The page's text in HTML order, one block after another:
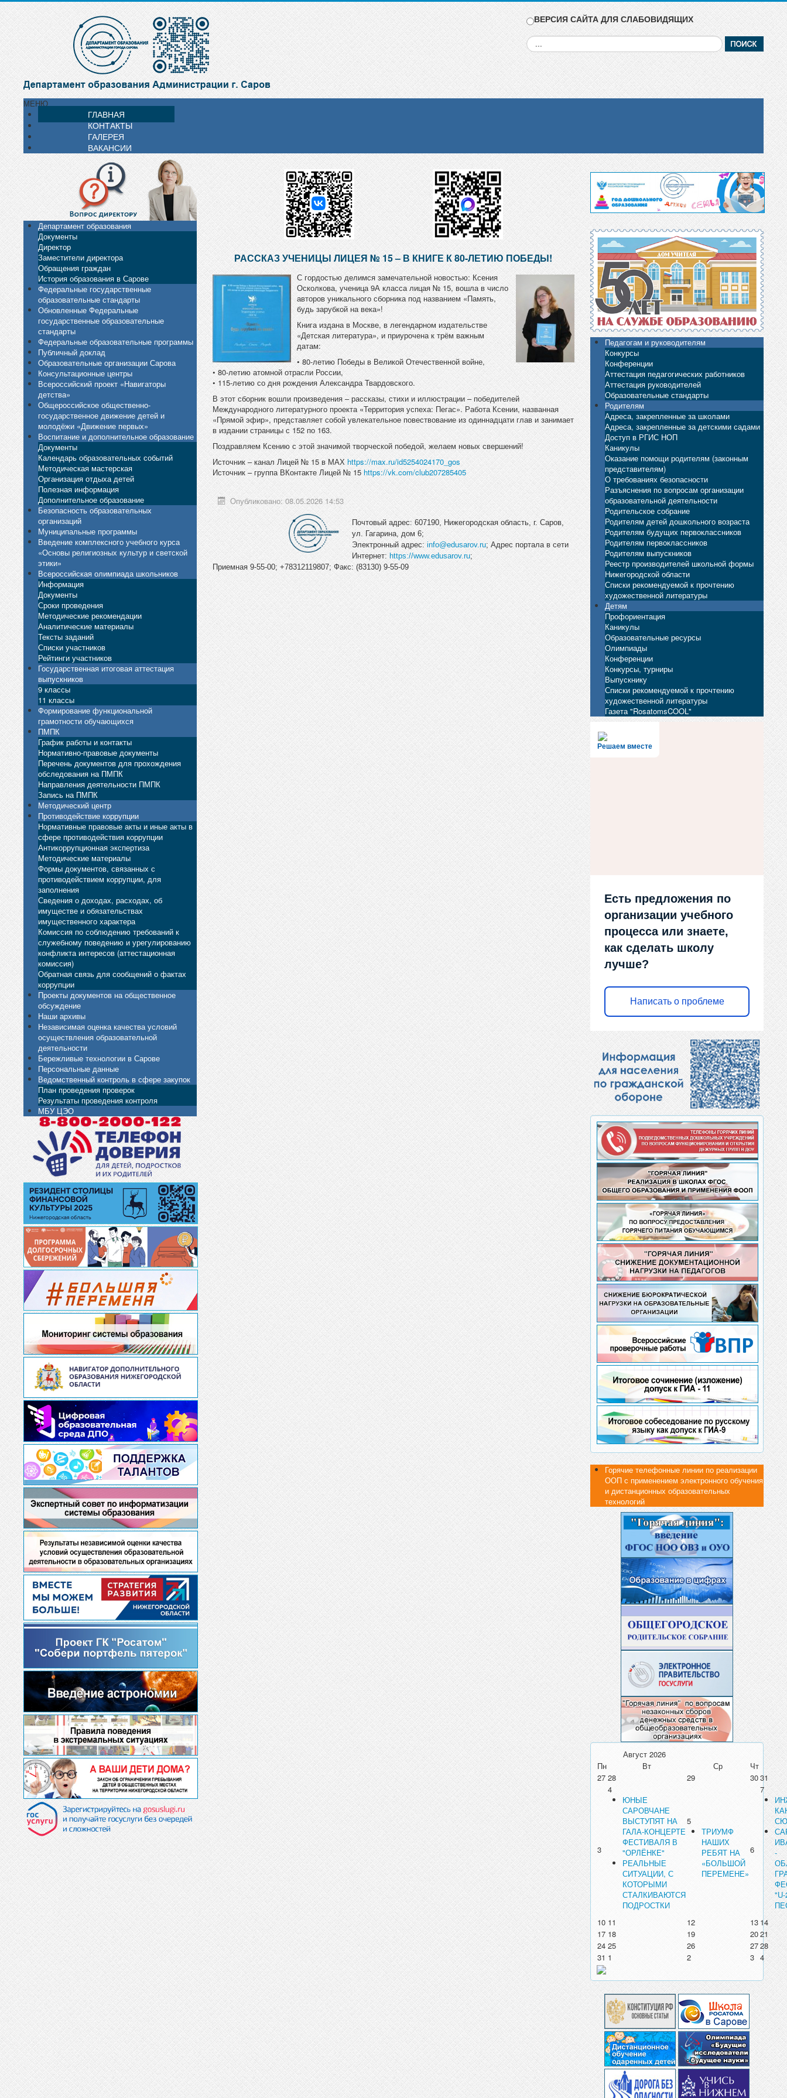
ВЕРСИЯ САЙТА ДЛЯ СЛАБОВИДЯЩИХ
Искать...
МЕНЮ
ГЛАВНАЯ
КОНТАКТЫ
ГАЛЕРЕЯ
ВАКАНСИИ
Департамент образования
Документы
Директор
Заместители директора
Обращения граждан
История образования в Сарове
Федеральные государственные
образовательные стандарты
Обновленные Федеральные
государственные образовательные
стандарты
Федеральные образовательные программы
Публичный доклад
Образовательные организации Сарова
Консультационные центры
Всероссийский проект «Навигаторы
детства»
Общероссийское общественно-
государственное движение детей и
молодёжи «Движение первых»
Воспитание и дополнительное образование
Документы
Календарь образовательных событий
Методическая мастерская
Организация отдыха детей
Полезная информация
Дополнительное образование
Безопасность образовательных
организаций
Муниципальные программы
Введение комплексного учебного курса
«Основы религиозных культур и светской
этики»
Всероссийская олимпиада школьников
Информация
Документы
Сроки проведения
Методические рекомендации
Аналитические материалы
Тексты заданий
Списки участников
Рейтинги участников
Государственная итоговая аттестация
выпускников
9 классы
11 классы
Формирование функциональной
грамотности обучающихся
ПМПК
График работы и контакты
Нормативно-правовые документы
Перечень документов для прохождения
обследования на ПМПК
Направления деятельности ПМПК
Запись на ПМПК
Методический центр
Противодействие коррупции
Нормативные правовые акты и иные акты в
сфере противодействия коррупции
Антикоррупционная экспертиза
Методические материалы
Формы документов, связанных с
противодействием коррупции, для
заполнения
Сведения о доходах, расходах, об
имуществе и обязательствах
имущественного характера
Комиссия по соблюдению требований к
служебному поведению и урегулированию
конфликта интересов (аттестационная
комиссия)
Обратная связь для сообщений о фактах
коррупции
Проекты документов на общественное
обсуждение
Наши архивы
Независимая оценка качества условий
осуществления образовательной
деятельности
Бережливые технологии в Сарове
Персональные данные
Ведомственный контроль в сфере закупок
План проведения проверок
Результаты проведения контроля
МБУ ЦЭО
РАССКАЗ УЧЕНИЦЫ ЛИЦЕЯ № 15 – В КНИГЕ К 80-ЛЕТИЮ ПОБЕДЫ!
С гордостью делимся замечательной новостью: Ксения
Осколкова, ученица 9А класса лицая № 15, вошла в число
авторов уникального сборника под названием «Память,
будь зарубкой на века»!
Книга издана в Москве, в легендарном издательстве
«Детская литература», и приурочена к трём важным
датам:
• 80-летию Победы в Великой Отечественной войне,
• 80-летию атомной отрасли России,
• 115-летию со дня рождения Александра Твардовского.
В этот сборник вошли произведения – рассказы, стихи и иллюстрации – победителей
Международного литературного проекта «Территория успеха: Пегас». Работа Ксении, названная
«Прямой эфир», представляет собой увлекательное повествование из одиннадцати глав и занимает
в издании страницы с 152 по 163.
Поздравляем Ксению с этой значимой творческой победой, желаем новых свершений!
Источник – канал Лицей № 15 в МАХhttps://max.ru/id5254024170_gos
Источник – группа ВКонтакте Лицей № 15https://vk.com/club207285405
Опубликовано: 08.05.2026 14:53
Почтовый адрес: 607190, Нижегородская область, г. Саров,
ул. Гагарина, дом 6;
Электронный адрес:info@edusarov.ru; Адрес портала в сети
Интернет:https://www.edusarov.ru;
Приемная 9-55-00; +78312119807; Факс: (83130) 9-55-09
Педагогам и руководителям
Конкурсы
Конференции
Аттестация педагогических работников
Аттестация руководителей
Образовательные стандарты
Родителям
Адреса, закрепленные за школами
Адреса, закрепленные за детскими садами
Доступ в РГИС НОП
Каникулы
Оказание помощи родителям (законным
представителям)
О требованиях безопасности
Разъяснения по вопросам организации
образовательной деятельности
Родительское собрание
Родителям детей дошкольного возраста
Родителям будущих первоклассников
Родителям первоклассников
Родителям выпускников
Реестр производителей школьной формы
Нижегородской области
Списки рекомендуемой к прочтению
художественной литературы
Детям
Профориентация
Каникулы
Образовательные ресурсы
Олимпиады
Конференции
Конкурсы, турниры
Выпускнику
Списки рекомендуемой к прочтению
художественной литературы
Газета "RosatomsCOOL"
Решаем вместе
Есть предложения по
организации учебного
процесса или знаете,
как сделать школу
лучше?
Написать о проблеме
Горячие телефонные линии по реализации
ООП с применением электронного обучения
и дистанционных образовательных
технологий
Август 2026
Пн
Вт Ср
Чт
27 28 29 3031
3
4
ЮНЫЕ
САРОВЧАНЕ
ВЫСТУПЯТ НА
ГАЛА-КОНЦЕРТЕ
ФЕСТИВАЛЯ В
"ОРЛЁНКЕ"
РЕАЛЬНЫЕ
СИТУАЦИИ, С
КОТОРЫМИ
СТАЛКИВАЮТСЯ
ПОДРОСТКИ
5
ТРИУМФ
НАШИХ
РЕБЯТ НА
«БОЛЬШОЙ
ПЕРЕМЕНЕ»
6
7
-
10 11 12 13 14
17 18 19 2021
24 25 26 2728
31 1 2 3 4